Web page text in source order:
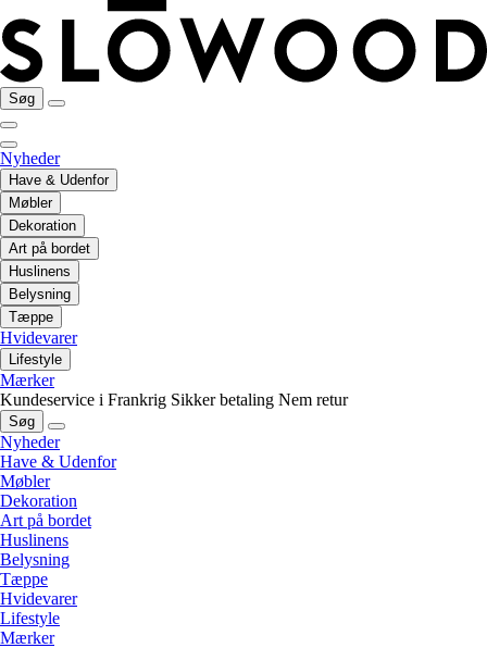
Søg
Nyheder
Have & Udenfor
Møbler
Dekoration
Art på bordet
Huslinens
Belysning
Tæppe
Hvidevarer
Lifestyle
Mærker
Kundeservice i Frankrig Sikker betaling Nem retur
Søg
Nyheder
Have & Udenfor
Møbler
Dekoration
Art på bordet
Huslinens
Belysning
Tæppe
Hvidevarer
Lifestyle
Mærker